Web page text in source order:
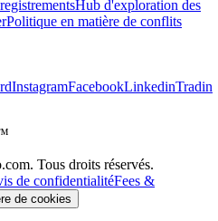
Hub d'exploration des
Politique en matière de conflits
InstagramFacebookLinkedinTradin
Tous droits réservés.
de confidentialitéFees &
de cookies